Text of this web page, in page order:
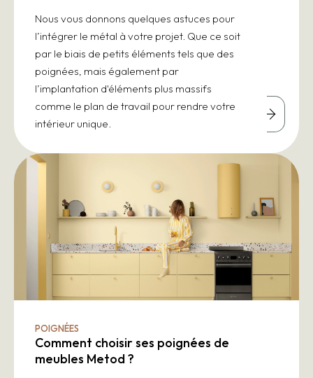
Nous vous donnons quelques astuces pour
l’intégrer le métal à votre projet. Que ce soit
par le biais de petits éléments tels que des
poignées, mais également par
l’implantation d'éléments plus massifs
comme le plan de travail pour rendre votre
intérieur unique.
POIGNÉES
Comment choisir ses poignées de
meubles Metod ?